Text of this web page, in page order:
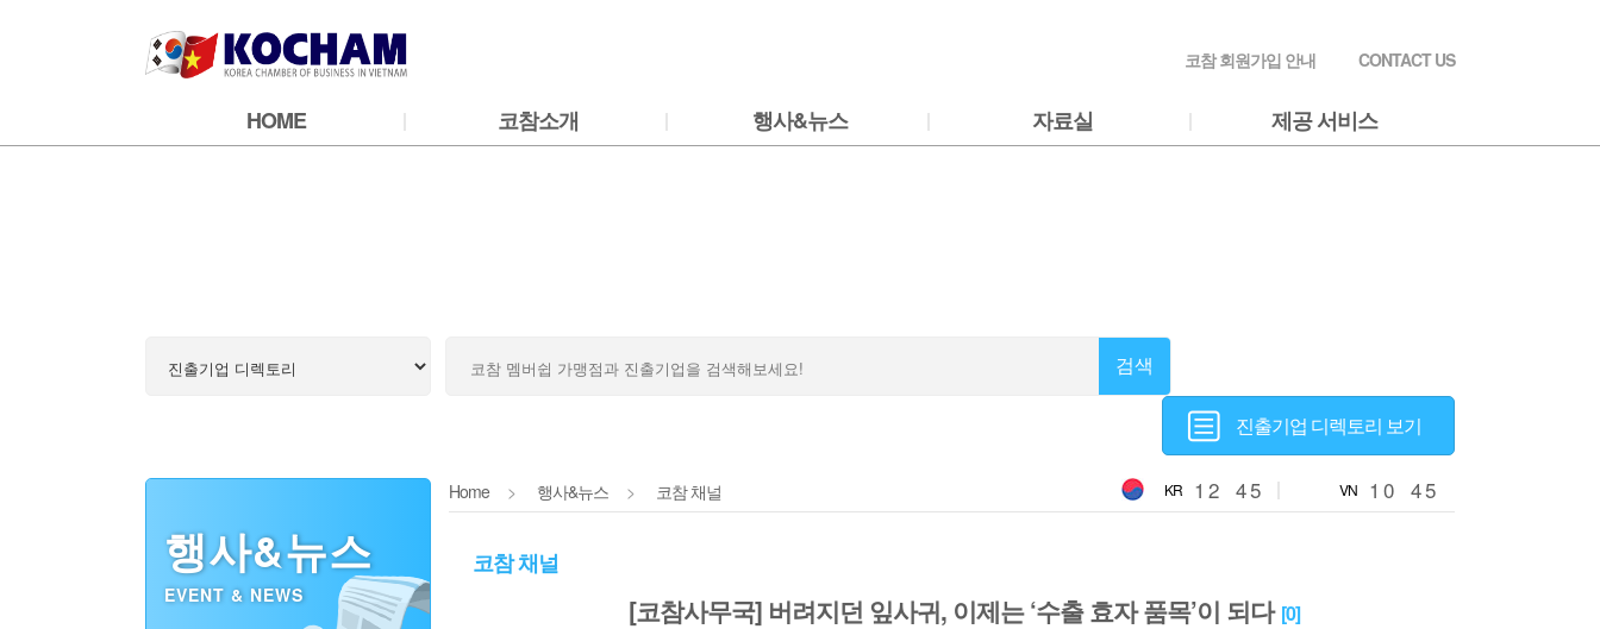
코참 회원가입 안내
CONTACT US
HOME 코참소개 행사&뉴스 자료실 제공 서비스
검색
진출기업 디렉토리 보기
행사&뉴스
EVENT & NEWS
Home > 행사&뉴스 > 코참 채널 KR 1 2 4 5 VN 1 0 4 5
코참 채널
[코참사무국] 버려지던 잎사귀, 이제는 ‘수출 효자 품목’이 되다 [0]